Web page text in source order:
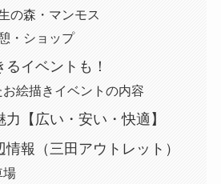
の森・マンモス
・ショップ
イベントも！
絵描きイベントの内容
【広い・安い・快適】
報（三田アウトレット）
場